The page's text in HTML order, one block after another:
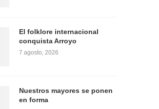
El folklore internacional
conquista Arroyo
7 agosto, 2026
Nuestros mayores se ponen
en forma